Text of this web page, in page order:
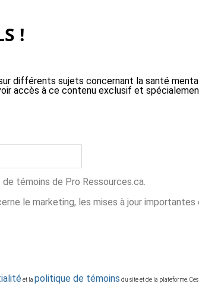
!
différents sujets concernant la santé
accès à ce contenu exclusif et
témoins de Pro Ressources.ca.
le marketing, les mises à jour importantes
et la politique de témoins du site et de la plateforme.